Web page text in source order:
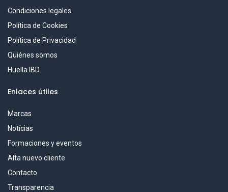
Condiciones legales
Política de Cookies
Política de Privacidad
Quiénes somos
Huella IBD
Enlaces útiles
Marcas
Notícias
Formaciones y eventos
Alta nuevo cliente
Contacto
Transparencia